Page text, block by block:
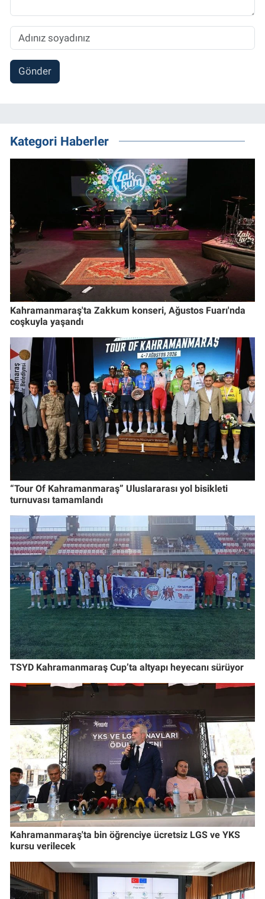
Gönder
Kategori Haberler
Kahramanmaraş'ta Zakkum konseri, Ağustos Fuarı'nda
coşkuyla yaşandı
“Tour Of Kahramanmaraş” Uluslararası yol bisikleti
turnuvası tamamlandı
TSYD Kahramanmaraş Cup’ta altyapı heyecanı sürüyor
Kahramanmaraş'ta bin öğrenciye ücretsiz LGS ve YKS
kursu verilecek